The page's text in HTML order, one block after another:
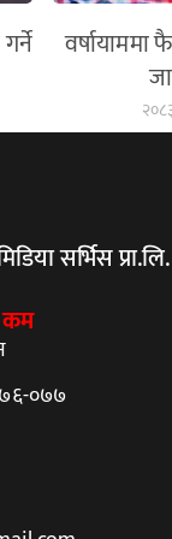
सर्भिस प्रा.लि.
कम
०७७